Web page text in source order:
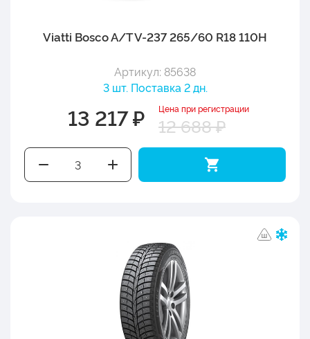
Viatti Bosco A/T V-237 265/60 R18 110H
Артикул: 85638
3 шт. Поставка 2 дн.
13 217 ₽ Цена при регистрации
12 688 ₽